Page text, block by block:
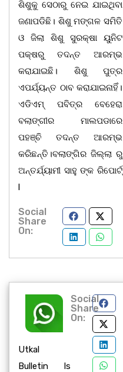
ଶିଶୁକୁ ସେଠାରୁ ନେଇ ଯାଇଥିବା
ଜଣାପଡିଛି। ଶିଶୁ ମଙ୍ଗଳ ସମିତି
ଓ ଜିଲା ଶିଶୁ ସୁରକ୍ଷା ୟୁନିଟ
ପକ୍ଷରୁ ତଦନ୍ତ ଆରମ୍ଭ
କରାଯାଇଛି। ଶିଶୁ ପୁତ୍ର
ଏପର୍ଯ୍ୟନ୍ତ ଠାବ କରାଯାଇନାହିଁ।
ଏଡିଏମ୍ ପବିତ୍ର ବେହେରା
ବଲାଙ୍ଗୀର ମାଲପଡାରେ
ପହଞ୍ଚି ତଦନ୍ତ ଆରମ୍ଭ
କରିଛନ୍ତି।ବଲାଙ୍ଗିର ଜିଲ୍ଲା ରୁ
ଅନ୍ତର୍ଯ୍ୟାମୀ ସାହୁ ଙ୍କ ରିପୋର୍ଟ୍
l
Social
Share
On:
Utkal
Bulletin Is
Social
Share
On: